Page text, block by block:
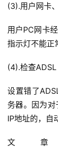
(3).用户网卡
用户PC网卡
指示灯不能正
(4).检查
设置错了
务器。因为
IP地址的，自
文